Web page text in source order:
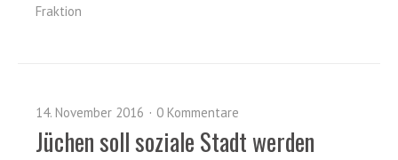
Fraktion
14. November 2016 0 Kommentare
Jüchen soll soziale Stadt werden